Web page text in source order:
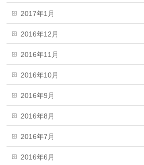
2017年1月
2016年12月
2016年11月
2016年10月
2016年9月
2016年8月
2016年7月
2016年6月